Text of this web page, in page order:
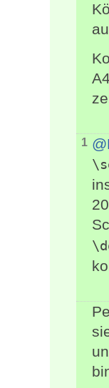
1